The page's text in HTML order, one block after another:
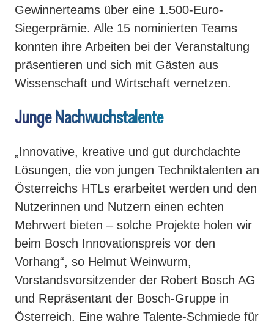
Gewinnerteams über eine 1.500-Euro-
Siegerprämie. Alle 15 nominierten Teams
konnten ihre Arbeiten bei der Veranstaltung
präsentieren und sich mit Gästen aus
Wissenschaft und Wirtschaft vernetzen.
Junge Nachwuchstalente
„Innovative, kreative und gut durchdachte
Lösungen, die von jungen Techniktalenten an
Österreichs HTLs erarbeitet werden und den
Nutzerinnen und Nutzern einen echten
Mehrwert bieten – solche Projekte holen wir
beim Bosch Innovationspreis vor den
Vorhang“, so Helmut Weinwurm,
Vorstandsvorsitzender der Robert Bosch AG
und Repräsentant der Bosch-Gruppe in
Österreich. Eine wahre Talente-Schmiede für